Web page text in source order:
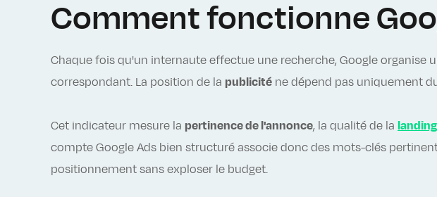
Comment fonctionne
Chaque fois qu'un internaute effectue une recherche, Google organise
correspondant. La position de la publiciténe dépend pas uniquement
Cet indicateur mesure la pertinence de l'annonce, la qualité de la
compte Google Ads bien structuré associe donc des mots-clés
positionnement sans exploser le budget.